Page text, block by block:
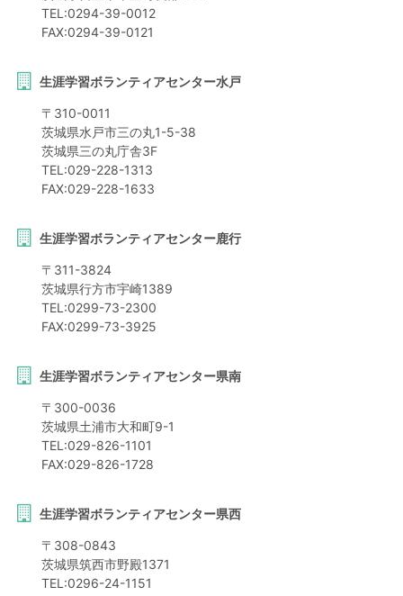
TEL:0294-39-0012
FAX:0294-39-0121
生涯学習ボランティアセンター水戸
〒 310-0011
茨城県水戸市三の丸1-5-38
茨城県三の丸庁舎3F
TEL:029-228-1313
FAX:029-228-1633
生涯学習ボランティアセンター鹿行
〒 311-3824
茨城県行方市宇崎1389
TEL:0299-73-2300
FAX:0299-73-3925
生涯学習ボランティアセンター県南
〒 300-0036
茨城県土浦市大和町9-1
TEL:029-826-1101
FAX:029-826-1728
生涯学習ボランティアセンター県西
〒 308-0843
茨城県筑西市野殿1371
TEL:0296-24-1151